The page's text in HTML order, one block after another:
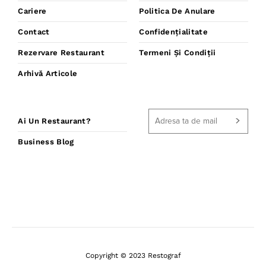
Cariere
Contact
Rezervare Restaurant
Arhivă Articole
Politica De Anulare
Confidențialitate
Termeni Și Condiții
Ai Un Restaurant?
Business Blog
Copyright © 2023 Restograf